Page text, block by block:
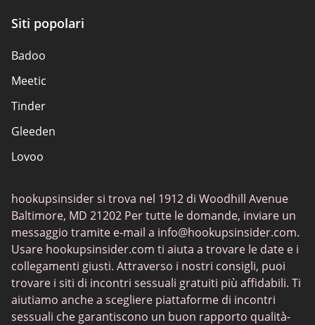
Divulgazione di affiliazione
Mappa del sito
Riguardo a noi
Siti popolari
Badoo
Meetic
Tinder
Gleeden
Lovoo
Once
Ashley Madison
Bumble
Parship
Happn
hookupsinsider si trova nel 1912 di Woodhill Avenue
Baltimore, MD 21202 Per tutte le domande, inviare un
messaggio tramite e-mail a info@hookupsinsider.com.
Usare hookupsinsider.com ti aiuta a trovare le date e i
collegamenti giusti. Attraverso i nostri consigli, puoi
trovare i siti di incontri sessuali gratuiti più affidabili. Ti
aiutiamo anche a scegliere piattaforme di incontri
sessuali che garantiscono un buon rapporto qualità-